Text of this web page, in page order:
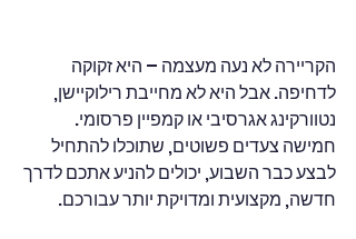
הקריירה לא נעה מעצמה – היא זקוקה
לדחיפה. אבל היא לא מחייבת רילוקיישן,
נטוורקינג אגרסיבי או קמפיין פרסומי.
חמישה צעדים פשוטים, שתוכלו להתחיל
לבצע כבר השבוע, יכולים להניע אתכם לדרך
חדשה, מקצועית ומדויקת יותר עבורכם.